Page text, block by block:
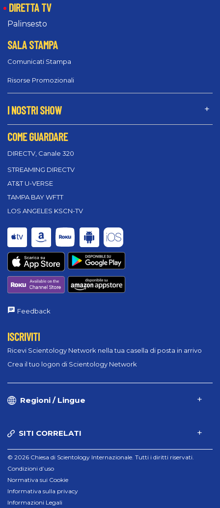
DIRETTA TV
Palinsesto
SALA STAMPA
Comunicati Stampa
Risorse Promozionali
I NOSTRI SHOW
COME GUARDARE
DIRECTV, Canale 320
STREAMING DIRECTV
AT&T U-VERSE
TAMPA BAY WFTT
LOS ANGELES KSCN-TV
Feedback
ISCRIVITI
Ricevi Scientology Network nella tua casella di posta in arrivo
Crea il tuo logon di Scientology Network
Regioni / Lingue
SITI CORRELATI
© 2026 Chiesa di Scientology Internazionale. Tutti i diritti riservati.
Condizioni d’uso
Normativa sui Cookie
Informativa sulla privacy
Informazioni Legali